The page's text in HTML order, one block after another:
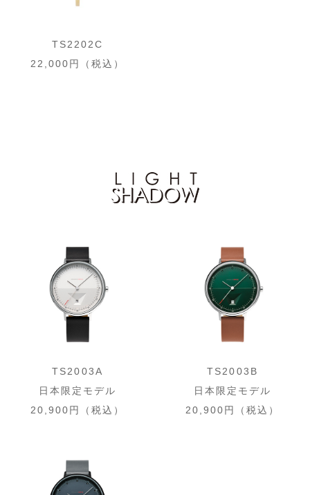
TS2202C
22,000円（税込）
TS2003A
日本限定モデル
20,900円（税込）
TS2003B
日本限定モデル
20,900円（税込）